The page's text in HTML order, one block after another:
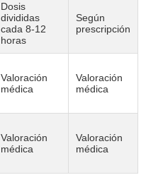
Dosis
divididas
cada 8-12
horas
Según
prescripción
Valoración
médica
Valoración
médica
Valoración
médica
Valoración
médica